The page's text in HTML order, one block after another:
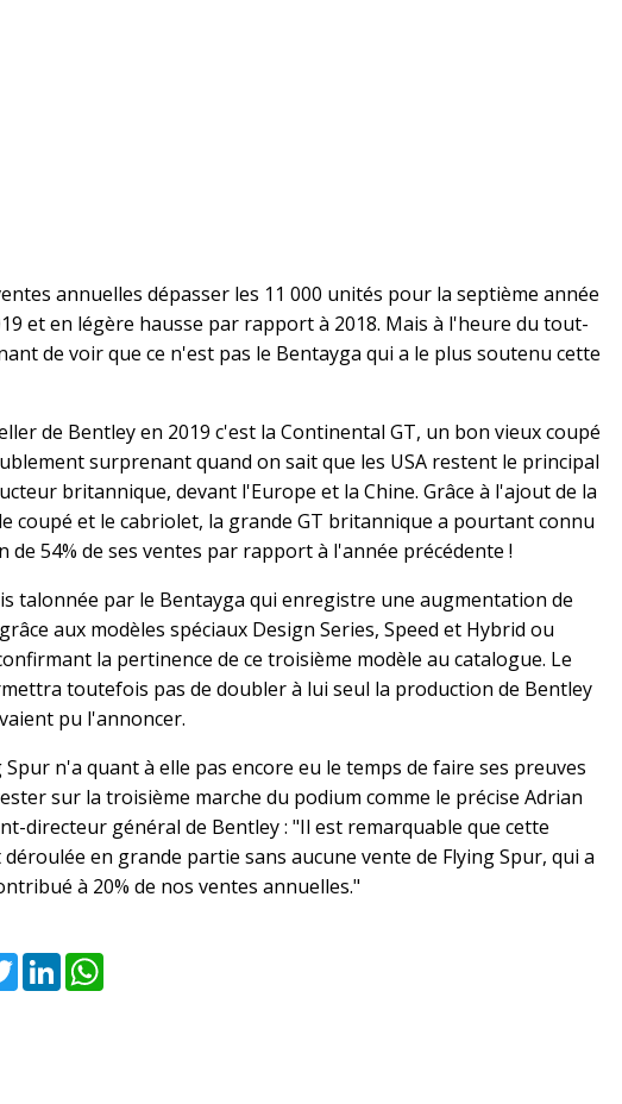
annuelles dépasser les 11 000 unités pour la septième année
et en légère hausse par rapport à 2018. Mais à l'heure du tout-
de voir que ce n'est pas le Bentayga qui a le plus soutenu cette
de Bentley en 2019 c'est la Continental GT, un bon vieux coupé
surprenant quand on sait que les USA restent le principal
britannique, devant l'Europe et la Chine. Grâce à l'ajout de la
coupé et le cabriolet, la grande GT britannique a pourtant connu
de 54% de ses ventes par rapport à l'année précédente !
talonnée par le Bentayga qui enregistre une augmentation de
aux modèles spéciaux Design Series, Speed ​​et Hybrid ou
la pertinence de ce troisième modèle au catalogue. Le
toutefois pas de doubler à lui seul la production de Bentley
pu l'annoncer.
Spur n'a quant à elle pas encore eu le temps de faire ses preuves
sur la troisième marche du podium comme le précise Adrian
directeur général de Bentley : "Il est remarquable que cette
en grande partie sans aucune vente de Flying Spur, qui a
à 20% de nos ventes annuelles."
TwitterLinkedIn